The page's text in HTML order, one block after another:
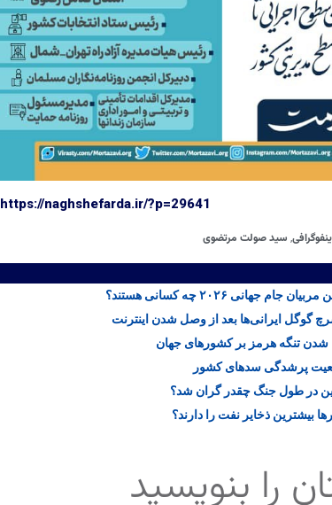
https://naghshefarda.ir/?p=29641
, سید صولت مرتضوی
جهانی ۲۰۲۶ چه کسانی هستند؟
گوگل ایرانی‌ها بعد از وصل شدن اینترنت
شدن تنگه هرمز بر کشور‌های جهان
پرشدگی سد‌های کشور
در طول جنگ چقدر گران‌ شد؟
بیشترین ذخایر نفت را دارند؟
را بنویسید